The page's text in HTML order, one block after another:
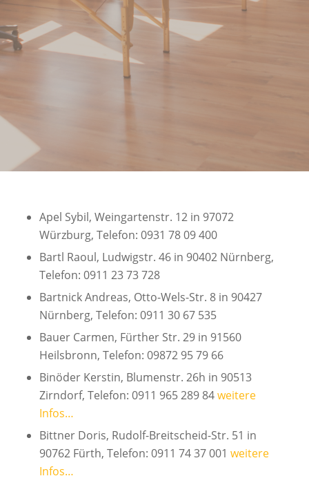
Apel Sybil, Weingartenstr. 12 in 97072
Würzburg, Telefon: 0931 78 09 400
Bartl Raoul, Ludwigstr. 46 in 90402 Nürnberg,
Telefon: 0911 23 73 728
Bartnick Andreas, Otto-Wels-Str. 8 in 90427
Nürnberg, Telefon: 0911 30 67 535
Bauer Carmen, Fürther Str. 29 in 91560
Heilsbronn, Telefon: 09872 95 79 66
Binöder Kerstin, Blumenstr. 26h in 90513
Zirndorf, Telefon: 0911 965 289 84weitere
Infos…
Bittner Doris, Rudolf-Breitscheid-Str. 51 in
90762 Fürth, Telefon: 0911 74 37 001 weitere
Infos…